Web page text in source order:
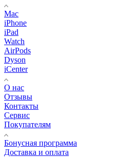
Mac
iPhone
iPad
Watch
AirPods
Dyson
iCenter
О нас
Отзывы
Контакты
Сервис
Покупателям
Бонусная программа
Доставка и оплата